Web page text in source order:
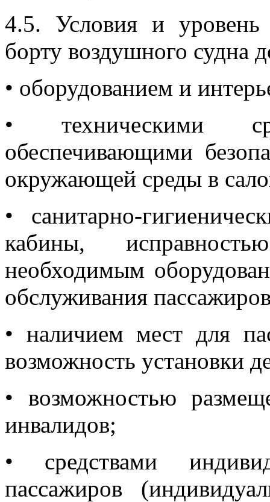
4.5. Условия и уровень
борту воздушного судна
• оборудованием и
• техническими
обеспечивающими
окружающей среды в
• санитарно-
кабины,
необходимым
обслуживания
• наличием мест для
возможность установки
• возможностью
инвалидов;
• средствами
пассажиров